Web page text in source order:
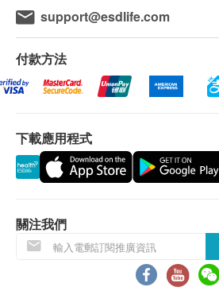
support@esdlife.com
付款方法
下載應用程式
關注我們